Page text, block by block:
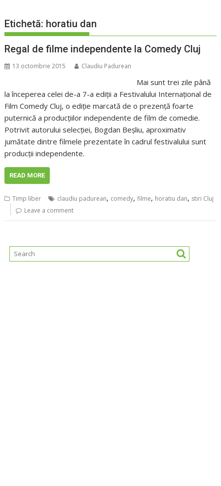
Etichetă: horatiu dan
Regal de filme independente la Comedy Cluj
13 octombrie 2015 Claudiu Padurean
Mai sunt trei zile până
la începerea celei de-a 7-a ediții a Festivalului Internațional de
Film Comedy Cluj, o ediție marcată de o prezență foarte
puternică a producțiilor independente de film de comedie.
Potrivit autorului selecției, Bogdan Beșliu, aproximativ
jumătate dintre filmele prezentate în cadrul festivalului sunt
producții independente.
READ MORE
Timp liber claudiu padurean, comedy,filme, horatiu dan, stiri Cluj
Leave a comment